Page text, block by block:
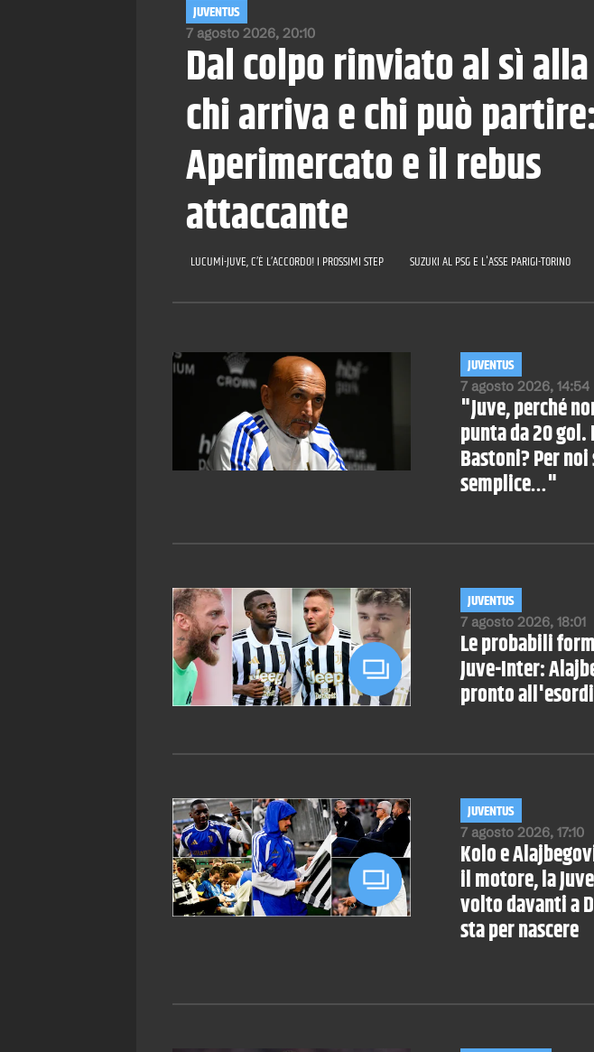
7 agosto 2026, 20:10
JUVENTUS
Dal colpo rinviato al sì alla
chi arriva e chi può
Aperimercato e il rebus
attaccante
LUCUMÍ-JUVE, C’È L’ACCORDO! I PROSSIMI STEP SUZUKI AL PSG E L'ASSE PARIGI-TORINO
7 agosto 2026, 14:54
JUVENTUS
"Juve, perché
punta da 20 gol.
Bastoni? Per noi
semplice…"
7 agosto 2026, 18:01
JUVENTUS
Le probabili
Juve-Inter:
pronto
7 agosto 2026, 17:10
JUVENTUS
Kolo e
il motore, la
volto davanti a
sta per nascere